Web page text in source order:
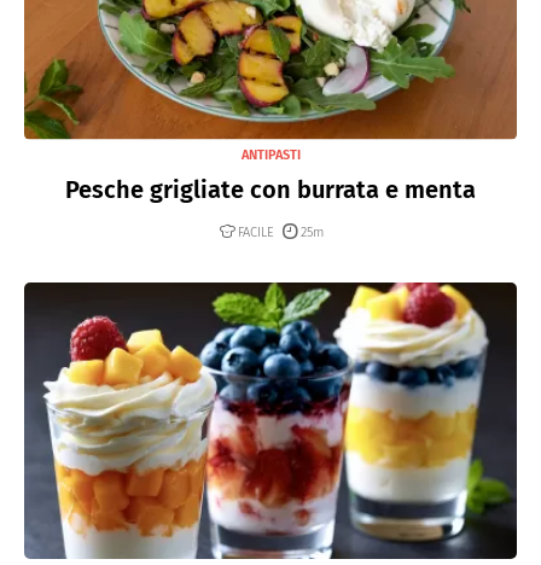
ANTIPASTI
Pesche grigliate con burrata e menta
FACILE 25m